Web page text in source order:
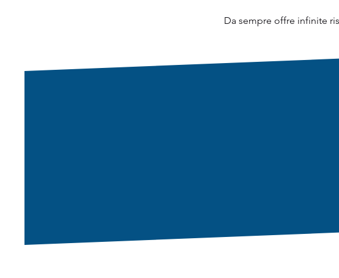
Da sempre offre infinite